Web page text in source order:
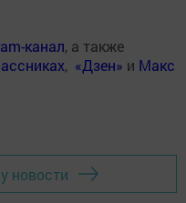
канал, а также
, «Дзен» и Макс
новости